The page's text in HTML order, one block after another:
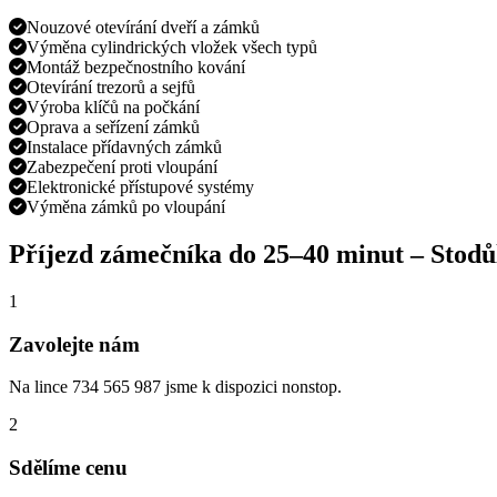
Nouzové otevírání dveří a zámků
Výměna cylindrických vložek všech typů
Montáž bezpečnostního kování
Otevírání trezorů a sejfů
Výroba klíčů na počkání
Oprava a seřízení zámků
Instalace přídavných zámků
Zabezpečení proti vloupání
Elektronické přístupové systémy
Výměna zámků po vloupání
Příjezd zámečníka do 25–40 minut–
1
Zavolejte nám
Na lince 734 565 987 jsme k dispozici nonstop.
2
Sdělíme cenu